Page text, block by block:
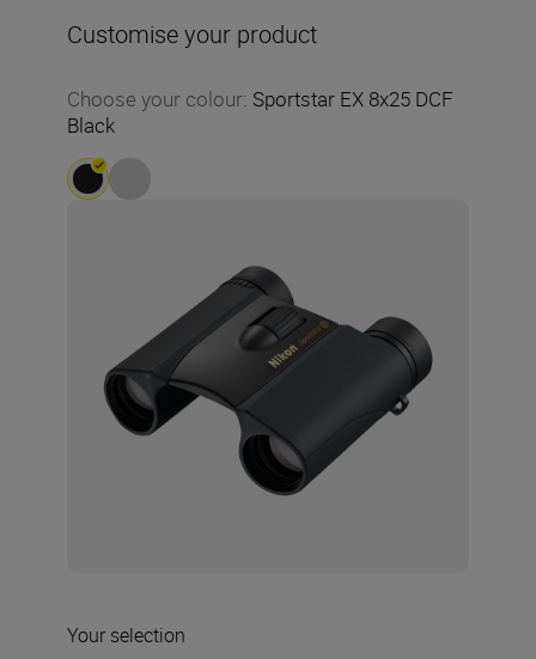
Customise your product
Choose your colour: Sportstar EX 8x25 DCF
Black
Your selection